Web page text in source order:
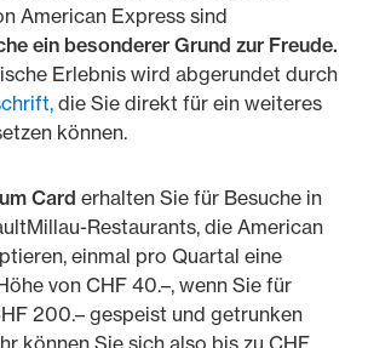
American Express sind
ein besonderer Grund zur Freude.
Erlebnis wird abgerundet durch
die Sie direkt für ein weiteres
können.
Card erhalten Sie für Besuche in
Restaurants, die American
einmal pro Quartal eine
von CHF 40.–, wenn Sie für
200.– gespeist und getrunken
können Sie sich also bis zu CHF